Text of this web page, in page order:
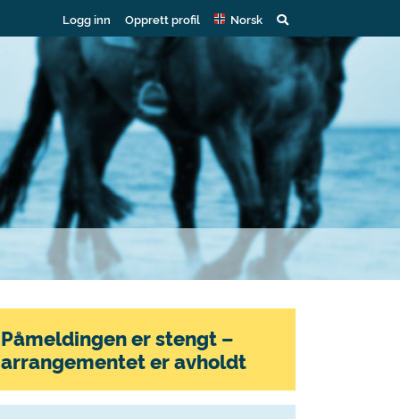
Logg inn Opprett profil Norsk
Påmeldingen er stengt –
arrangementet er avholdt